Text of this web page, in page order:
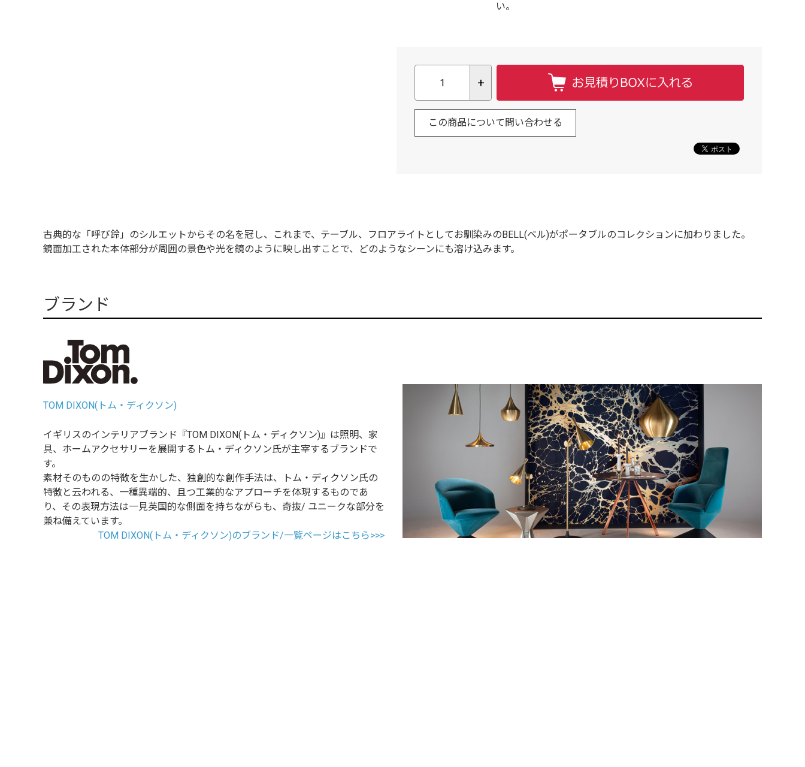
い。
+
この商品について問い合わせる
古典的な「呼び鈴」のシルエットからその名を冠し、これまで、テーブル、フロアライトとしてお馴染みのBELL(ベル)がポータブルのコレクションに加わりました。
鏡面加工された本体部分が周囲の景色や光を鏡のように映し出すことで、どのようなシーンにも溶け込みます。
ブランド
TOM DIXON(トム・ディクソン)
イギリスのインテリアブランド『TOM DIXON(トム・ディクソン)』は照明、家
具、ホームアクセサリーを展開するトム・ディクソン氏が主宰するブランドで
す。
素材そのものの特徴を生かした、独創的な創作手法は、トム・ディクソン氏の
特徴と云われる、一種異端的、且つ工業的なアプローチを体現するものであ
り、その表現方法は一見英国的な側面を持ちながらも、奇抜/ ユニークな部分を
兼ね備えています。
TOM DIXON(トム・ディクソン)のブランド/一覧ページはこちら>>>